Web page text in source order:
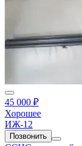
45 000 ₽
Хорошее
ИЖ-12
Позвонить